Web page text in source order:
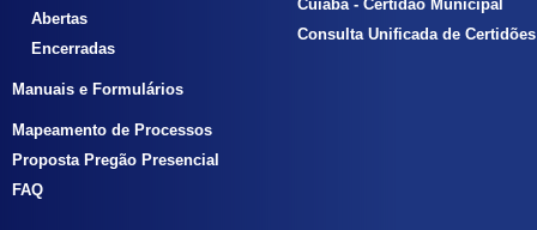
Abertas
Encerradas
Manuais e Formulários
Mapeamento de Processos
Proposta Pregão Presencial
FAQ
Cuiabá - Certidão Municipal
Consulta Unificada de Certidões